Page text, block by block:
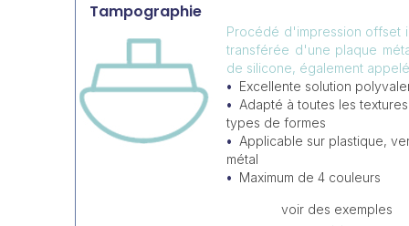
Tampographie
Procédé d'impression offset
transférée d'une plaque
de silicone, également
Excellente solution
Adapté à toutes les
types de formes
Applicable sur plastique,
métal
Maximum de 4 couleurs
voir des exemples